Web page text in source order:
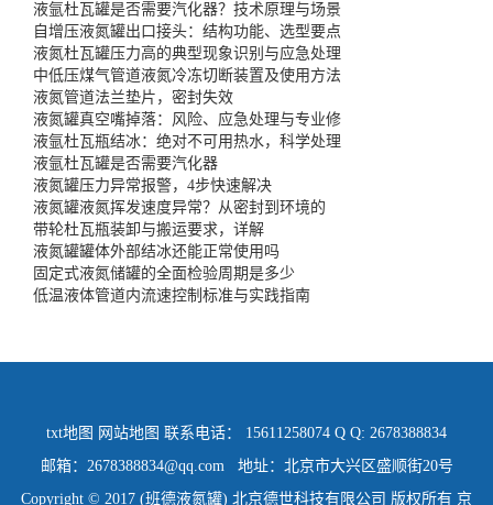
液氩杜瓦罐是否需要汽化器？技术原理与场景
自增压液氮罐出口接头：结构功能、选型要点
液氮杜瓦罐压力高的典型现象识别与应急处理
中低压煤气管道液氮冷冻切断装置及使用方法
液氮管道法兰垫片，密封失效
液氮罐真空嘴掉落：风险、应急处理与专业修
液氩杜瓦瓶结冰：绝对不可用热水，科学处理
液氩杜瓦罐是否需要汽化器
液氮罐压力异常报警，4步快速解决
液氮罐液氮挥发速度异常？从密封到环境的
带轮杜瓦瓶装卸与搬运要求，详解
液氮罐罐体外部结冰还能正常使用吗
固定式液氮储罐的全面检验周期是多少
低温液体管道内流速控制标准与实践指南
txt地图 网站地图 联系电话： 15611258074 Q Q: 2678388834
邮箱：2678388834@qq.com 地址：北京市大兴区盛顺街20号
Copyright © 2017 (班德液氮罐) 北京德世科技有限公司 版权所有 京